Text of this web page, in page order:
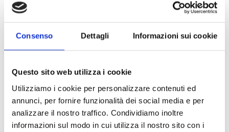
Consenso Dettagli Informazioni sui cookie
Questo sito web utilizza i cookie
Utilizziamo i cookie per personalizzare contenuti ed
annunci, per fornire funzionalità dei social media e per
analizzare il nostro traffico. Condividiamo inoltre
informazioni sul modo in cui utilizza il nostro sito con i
francese,
Nella lettera di presentazione, elencare le motivazioni che
spingono a lavorare nel mondo della cooperazione come
propri punti di forza.
Il processo di selezione si svolgerà presso la sede di
COOPI, in Via Francesco De Lemene, 50 (Milano) e si
concluderà con la graduatoria di ammissione. Il corso è co-